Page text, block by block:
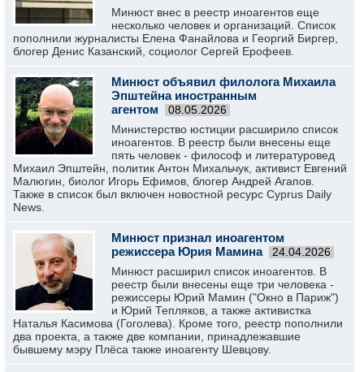
Минюст внес в реестр иноагентов еще
несколько человек и организаций. Список
пополнили журналисты Елена Фанайлова и Георгий Биргер,
блогер Денис Казанский, социолог Сергей Ерофеев.
Минюст объявил филолога Михаила
Эпштейна иностранным
агентом
08.05.2026
Министерство юстиции расширило список
иноагентов. В реестр были внесены еще
пять человек - философ и литературовед
Михаил Эпштейн, политик Антон Михальчук, активист Евгений
Малюгин, биолог Игорь Ефимов, блогер Андрей Агапов.
Также в список был включен новостной ресурс Cyprus Daily
News.
Минюст признал иноагентом
режиссера Юрия Мамина
24.04.2026
Минюст расширил список иноагентов. В
реестр были внесены еще три человека -
режиссеры Юрий Мамин ("Окно в Париж")
и Юрий Тепляков, а также активистка
Наталья Касимова (Гоголева). Кроме того, реестр пополнили
два проекта, а также две компании, принадлежавшие
бывшему мэру Плёса также иноагенту Шевцову.